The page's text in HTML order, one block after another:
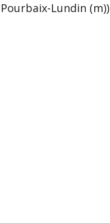
Lundin (m))